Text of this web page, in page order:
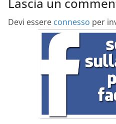
Devi essere connesso per